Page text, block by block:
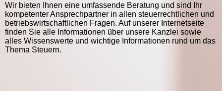
Wir bieten Ihnen eine umfassende Beratung und sind Ihr
kom­pe­ten­ter Ansprechpartner in allen steuerrechtlichen und
betriebs­wirt­schaft­­lichen Fragen. Auf unserer Internetseite
finden Sie alle In­for­ma­tionen über unsere Kanzlei sowie
alles Wissenswerte und wich­tige In­for­matio­nen rund um das
Thema Steuern.